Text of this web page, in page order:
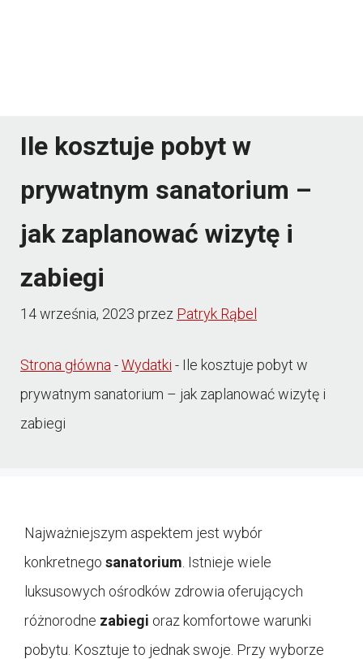
Ile kosztuje pobyt w
prywatnym sanatorium –
jak zaplanować wizytę i
zabiegi
14 września, 2023 przez Patryk Rąbel
Strona główna-Wydatki - Ile kosztuje pobyt w
prywatnym sanatorium – jak zaplanować wizytę i
zabiegi
Najważniejszym aspektem jest wybór
konkretnego sanatorium . Istnieje wiele
luksusowych ośrodków zdrowia oferujących
różnorodne zabiegi oraz komfortowe warunki
pobytu. Kosztuje to jednak swoje. Przy wyborze